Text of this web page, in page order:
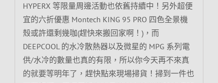
HYPERX 等限量周邊活動也依舊持續中！另外超便
宜的六折優惠 Montech KING 95 PRO 四色全景機
殼或許還剩幾咖(趕快來搬回家啊！)，而
DEEPCOOL 的水冷散熱器以及微星的 MPG 系列電
供/水冷的數量也真的有限，所以你今天再不來真
的就要等明年了，趕快點來現場掃貨！掃到一件也